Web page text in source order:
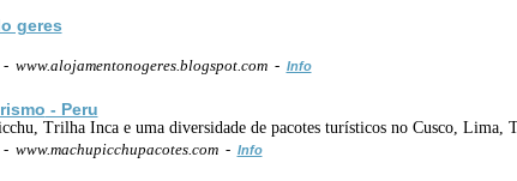
geres
www.alojamentonogeres.blogspot.com - Info
- Peru
Trilha Inca e uma diversidade de pacotes turísticos no Cusco, Lima,
www.machupicchupacotes.com - Info